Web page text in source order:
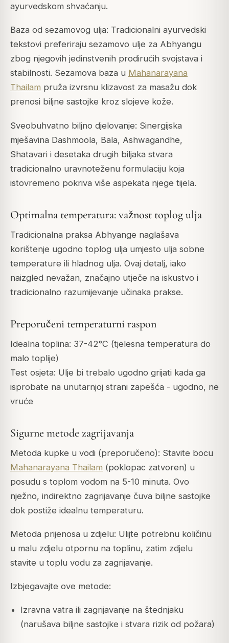
ayurvedskom shvaćanju.
Baza od sezamovog ulja: Tradicionalni ayurvedski
tekstovi preferiraju sezamovo ulje za Abhyangu
zbog njegovih jedinstvenih prodirućih svojstava i
stabilnosti. Sezamova baza u Mahanarayana
Thailam pruža izvrsnu klizavost za masažu dok
prenosi biljne sastojke kroz slojeve kože.
Sveobuhvatno biljno djelovanje: Sinergijska
mješavina Dashmoola, Bala, Ashwagandhe,
Shatavari i desetaka drugih biljaka stvara
tradicionalno uravnoteženu formulaciju koja
istovremeno pokriva više aspekata njege tijela.
Optimalna temperatura: važnost toplog ulja
Tradicionalna praksa Abhyange naglašava
korištenje ugodno toplog ulja umjesto ulja sobne
temperature ili hladnog ulja. Ovaj detalj, iako
naizgled nevažan, značajno utječe na iskustvo i
tradicionalno razumijevanje učinaka prakse.
Preporučeni temperaturni raspon
Idealna toplina: 37-42°C (tjelesna temperatura do
malo toplije)
Test osjeta: Ulje bi trebalo ugodno grijati kada ga
isprobate na unutarnjoj strani zapešća - ugodno, ne
vruće
Sigurne metode zagrijavanja
Metoda kupke u vodi (preporučeno): Stavite bocu
Mahanarayana Thailam (poklopac zatvoren) u
posudu s toplom vodom na 5-10 minuta. Ovo
nježno, indirektno zagrijavanje čuva biljne sastojke
dok postiže idealnu temperaturu.
Metoda prijenosa u zdjelu: Ulijte potrebnu količinu
u malu zdjelu otpornu na toplinu, zatim zdjelu
stavite u toplu vodu za zagrijavanje.
Izbjegavajte ove metode:
Izravna vatra ili zagrijavanje na štednjaku
(narušava biljne sastojke i stvara rizik od požara)